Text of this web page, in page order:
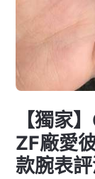
【獨家
ZF廠愛
款腕表